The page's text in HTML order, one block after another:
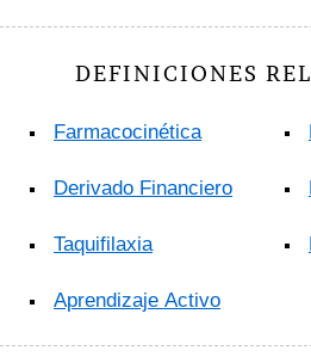
DEFINICIONES
Farmacocinética
Derivado Financiero
Taquifilaxia
Aprendizaje Activo